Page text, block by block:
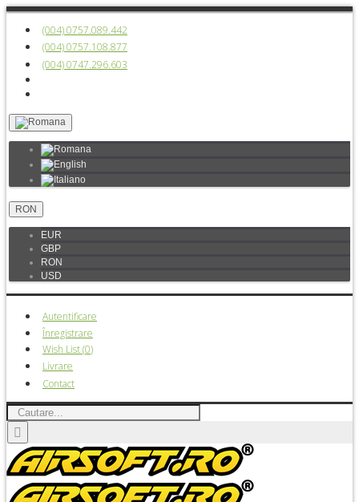
(004) 0757.089.442
(004) 0757.108.877
(004) 0747.296.603
RON
EUR
GBP
RON
USD
Autentificare
Înregistrare
Wish List (0)
Livrare
Contact